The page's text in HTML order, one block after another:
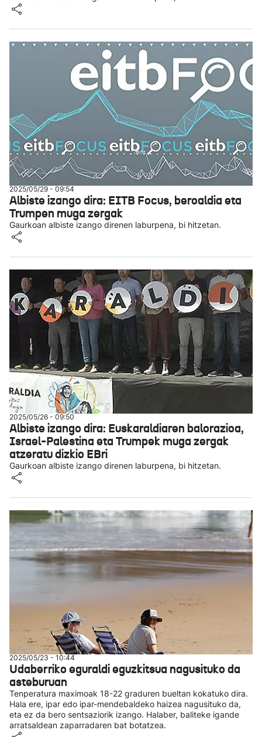
2025/05/29 - 09:54
Albiste izango dira: EITB Focus, beroaldia eta
Trumpen muga zergak
Gaurkoan albiste izango direnen laburpena, bi hitzetan.
2025/05/26 - 09:50
Albiste izango dira: Euskaraldiaren balorazioa,
Israel-Palestina eta Trumpek muga zergak
atzeratu dizkio EBri
Gaurkoan albiste izango direnen laburpena, bi hitzetan.
2025/05/23 - 10:44
Udaberriko eguraldi eguzkitsua nagusituko da
asteburuan
Tenperatura maximoak 18-22 graduren bueltan kokatuko dira.
Hala ere, ipar edo ipar-mendebaldeko haizea nagusituko da,
eta ez da bero sentsaziorik izango. Halaber, baliteke igande
arratsaldean zaparradaren bat botatzea.